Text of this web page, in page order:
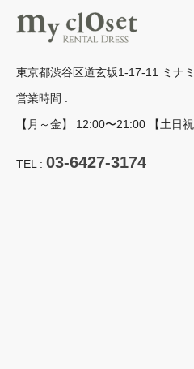
東京都渋谷区道玄坂1-17-11 ミナ
営業時間 :
【月～金】 12:00〜21:00 【土日
TEL : 03-6427-3174